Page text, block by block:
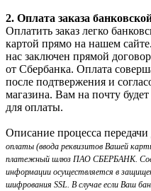
2. Оплата заказа
Оплатить заказ легко
картой прямо на нашем
нас заключен прямой
от Сбербанка. Оплата
после подтвержения и
магазина. Вам на почту
для оплаты.
Описание процесса
оплаты (ввода реквизитов Вашей
платежный шлюз ПАО СБЕРБАНК.
информации осуществляется в
шифрования SSL. В случае если Ваш